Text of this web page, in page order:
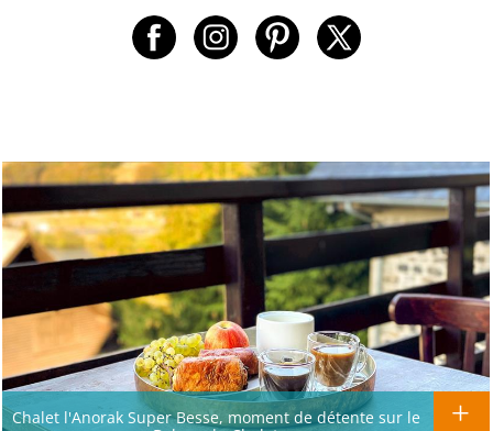
Chalet l'Anorak Super Besse, moment de détente sur le